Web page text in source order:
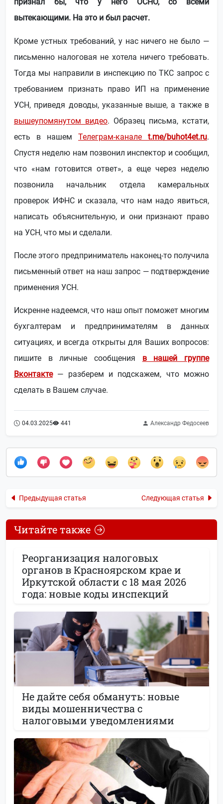
вытекающими. На это и был расчет.
Кроме устных требований, у нас ничего не было —
письменно налоговая не хотела ничего требовать.
Тогда мы направили в инспекцию по ТКС запрос с
требованием признать право ИП на применение
УСН, приведя доводы, указанные выше, а также в
вышеупомянутом видео. Образец письма, кстати,
есть в нашем Телеграм-канале t.me/buhot4et.ru.
Спустя неделю нам позвонил инспектор и сообщил,
что «нам готовится ответ», а еще через неделю
позвонила начальник отдела камеральных
проверок ИФНС и сказала, что нам надо явиться,
написать объяснительную, и они признают право
на УСН, что мы и сделали.
После этого предприниматель наконец-то получила
письменный ответ на наш запрос — подтверждение
применения УСН.
Искренне надеемся, что наш опыт поможет многим
бухгалтерам и предпринимателям в данных
ситуациях, и всегда открыты для Ваших вопросов:
пишите в личные сообщения в нашей группе
Вконтакте— разберем и подскажем, что можно
сделать в Вашем случае.
04.03.2025 441 Александр Федосеев
Предыдущая статья Следующая статья
Читайте также
Реорганизация налоговых
органов в Красноярском крае и
Иркутской области с 18 мая 2026
года: новые коды инспекций
Не дайте себя обмануть: новые
виды мошенничества с
налоговыми уведомлениями